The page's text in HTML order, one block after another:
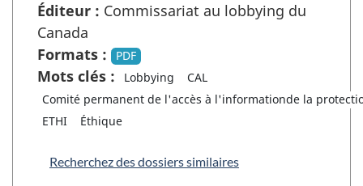
Éditeur : Commissariat au lobbying du
Canada
Formats :
PDF
Mots clés : Lobbying
CAL
Comité permanent de l'accès à l'informationde la
ETHI
Éthique
Recherchez des dossiers similaires